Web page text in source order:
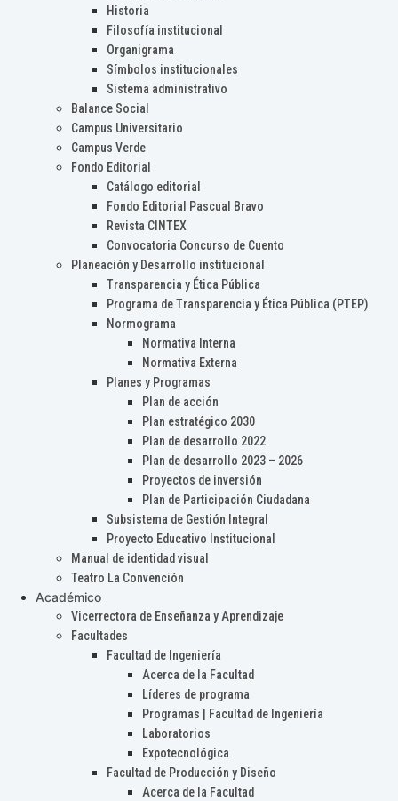
Historia
Filosofía institucional
Organigrama
Símbolos institucionales
Sistema administrativo
Balance Social
Campus Universitario
Campus Verde
Fondo Editorial
Catálogo editorial
Fondo Editorial Pascual Bravo
Revista CINTEX
Convocatoria Concurso de Cuento
Planeación y Desarrollo institucional
Transparencia y Ética Pública
Programa de Transparencia y Ética Pública (PTEP)
Normograma
Normativa Interna
Normativa Externa
Planes y Programas
Plan de acción
Plan estratégico 2030
Plan de desarrollo 2022
Plan de desarrollo 2023 – 2026
Proyectos de inversión
Plan de Participación Ciudadana
Subsistema de Gestión Integral
Proyecto Educativo Institucional
Manual de identidad visual
Teatro La Convención
Académico
Vicerrectora de Enseñanza y Aprendizaje
Facultades
Facultad de Ingeniería
Acerca de la Facultad
Líderes de programa
Programas | Facultad de Ingeniería
Laboratorios
Expotecnológica
Facultad de Producción y Diseño
Acerca de la Facultad